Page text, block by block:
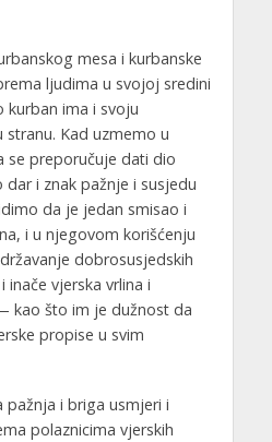
mesa i kurbanske
ljudima u svojoj sredini
kurban ima i svoju
Kad uzmemo u
se preporučuje dati dio
i znak pažnje i susjedu
da je jedan smisao i
i u njegovom korišćenju
dobrosusjedskih
vjerska vrlina i
kao što im je dužnost da
propise u svim
pažnja i briga usmjeri i
polaznicima vjerskih